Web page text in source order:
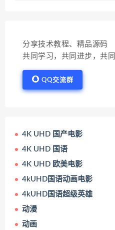
分享技术教程、精品源码
共同学习，共同进步，共同
QQ交流群
4K UHD 国产电影
4K UHD 国语
4K UHD 欧美电影
4kUHD国语动画电影
4kUHD国语超级英雄
动漫
动画